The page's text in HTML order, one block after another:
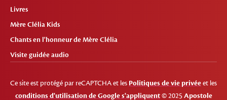
Livres
Mère Clélia Kids
Chants en l'honneur de Mère Clélia
Visite guidée audio
Ce site est protégé par reCAPTCHA et les Politiques de vie privéeet les
conditions d'utilisation de Google s'appliquent© 2025Apostole